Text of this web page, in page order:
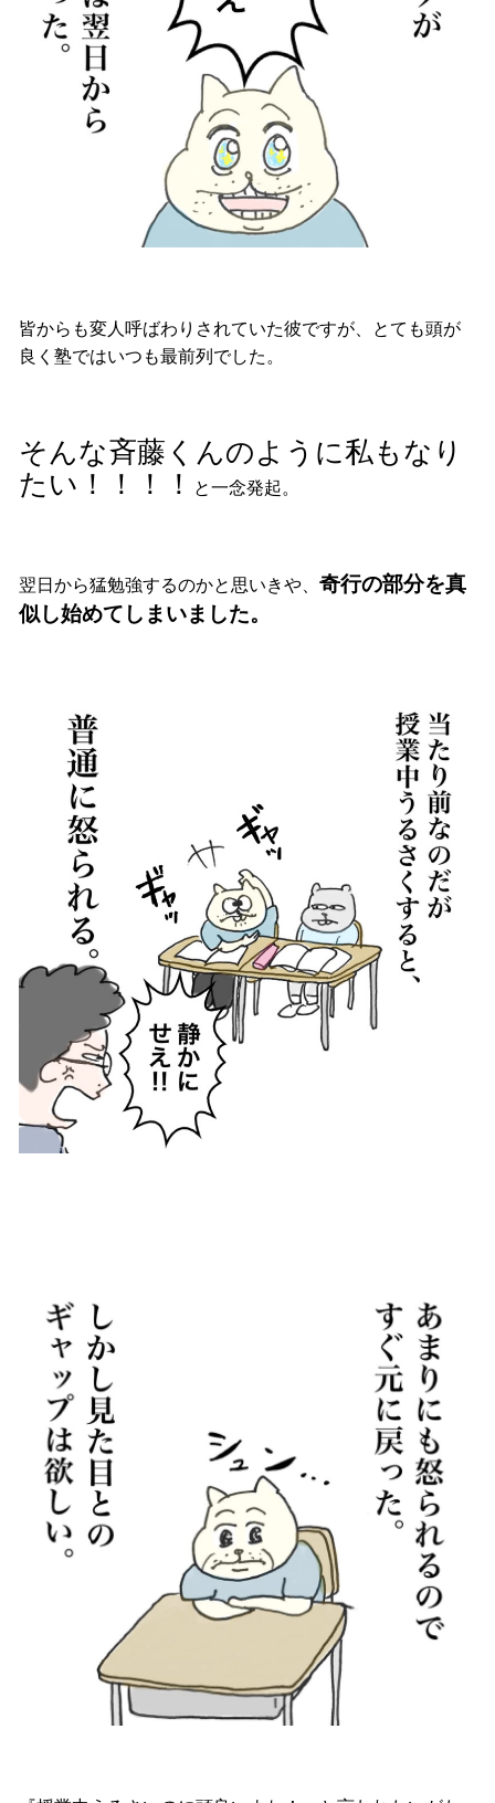
皆からも変人呼ばわりされていた彼ですが、とても頭が
良く塾ではいつも最前列でした。
そんな斉藤くんのように私もなり
たい！！！！
と一念発起。
翌日から猛勉強するのかと思いきや、 奇行の部分を真
似し始めてしまいました。